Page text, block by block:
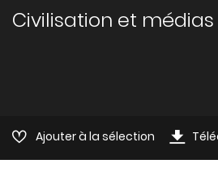
Civilisation et
Ajouter à la sélection